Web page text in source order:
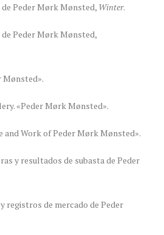
de Peder Mørk Mønsted, Winter.
de Peder Mørk Mønsted,
Mønsted».
«Peder Mørk Mønsted».
and Work of Peder Mørk Mønsted».
y resultados de subasta de Peder
registros de mercado de Peder